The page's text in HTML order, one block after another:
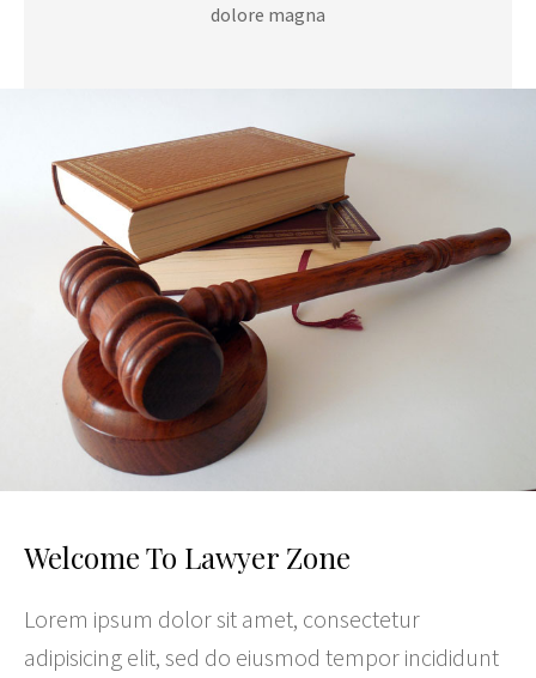
dolore magna
Welcome To Lawyer Zone
Lorem ipsum dolor sit amet, consectetur
adipisicing elit, sed do eiusmod tempor incididunt